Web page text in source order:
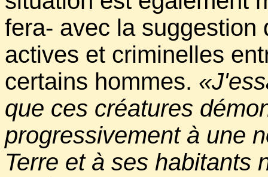
fera- avec la
actives et criminelles
certains hommes.
que ces créatures
progressivement à une
Terre et à ses habitants